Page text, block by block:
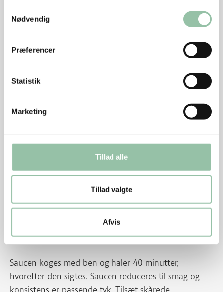
Nødvendig
Præferencer
Statistik
Marketing
Tillad alle
Tillad valgte
Afvis
fritteres til de stopper med at snakke i olien.
Udskæringen snitte er ikke så normal mere, da hele
snitten bliver sendt til pølse produktion. Regn derfor
Snitten afpudses, ridses på fedtsiden og lægges på en
kold pande. Steges gylden under pres ved meget svag
grillen og varmrøges 15 minutter.
Nøgleben og haler kommes i ovnen ved 240 grader
grader. Hæld hvidvin og æblemost i bradepanden.
Når væsken er fordampet til ca. 50 % skrabes hele
herligheden over i en gryde, hvor der tilsættes
hønsebouillon til det dækker.
Saucen koges med ben og haler 40 minutter,
hvorefter den sigtes. Saucen reduceres til smag og
konsistens er passende tyk. Tilsæt skårede